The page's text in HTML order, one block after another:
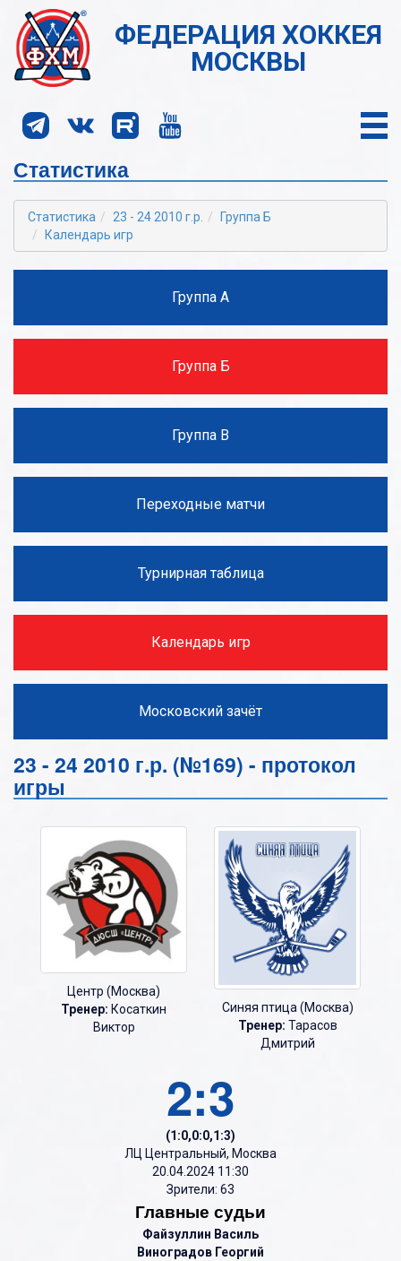
ФЕДЕРАЦИЯ ХОККЕЯ
МОСКВЫ
Статистика
Статистика 23 - 24 2010 г.р.
Группа Б
Календарь игр
Группа А
Группа Б
Группа В
Переходные матчи
Турнирная таблица
Календарь игр
Московский зачёт
23 - 24 2010 г.р. (№169) - протокол
игры
Центр (Москва)
Тренер: Косаткин
Виктор
Синяя птица (Москва)
Тренер: Тарасов
Дмитрий
2:3
(1:0,0:0,1:3)
ЛЦ Центральный, Москва
20.04.2024 11:30
Зрители: 63
Главные судьи
Файзуллин Василь
Виноградов Георгий